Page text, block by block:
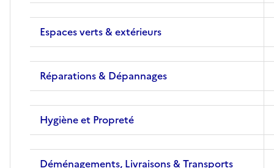
Espaces verts & extérieurs
Réparations & Dépannages
Hygiène et Propreté
Déménagements, Livraisons & Transports